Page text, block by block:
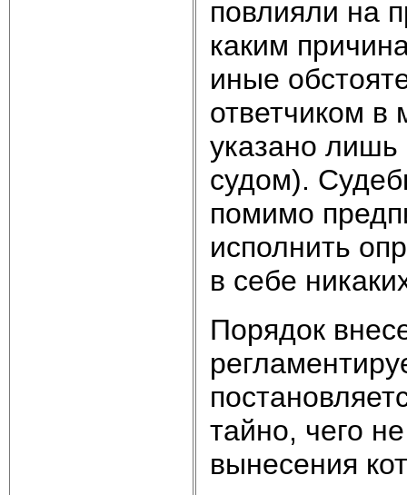
повлияли на
каким
иные
ответчиком в
указано лишь
судом).
помимо
исполнить
в себе
Порядок
тайно, чего
вынесения